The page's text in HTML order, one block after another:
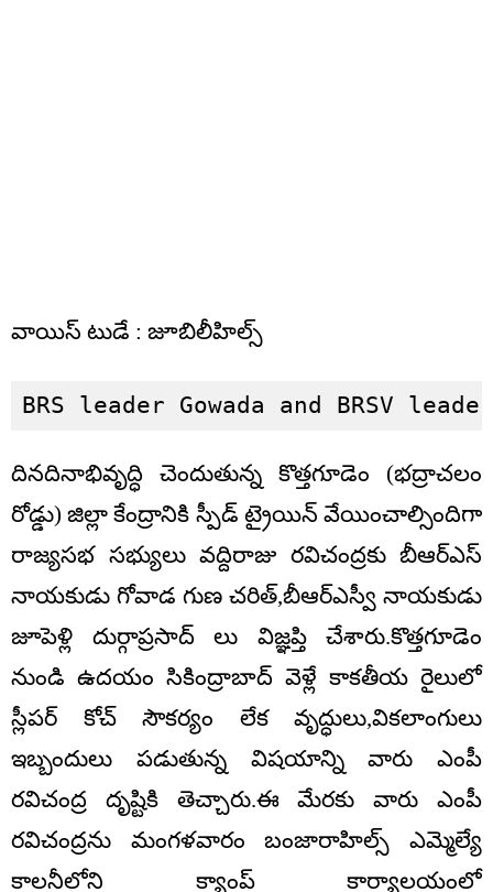
వాయిస్ టుడే : జూబిలీహిల్స్
BRS leader Gowada and BRSV
దినదినాభివృద్ధి చెందుతున్న కొత్తగూడెం (భద్రాచలం
రోడ్డు) జిల్లా కేంద్రానికి స్పీడ్ ట్రైయిన్ వేయించాల్సిందిగా
రాజ్యసభ సభ్యులు వద్దిరాజు రవిచంద్రకు బీఆర్ఎస్
నాయకుడు గోవాడ గుణ చరిత్,బీఆర్ఎస్వీ నాయకుడు
జూపెళ్లి దుర్గాప్రసాద్ లు విజ్ఞప్తి చేశారు.కొత్తగూడెం
నుండి ఉదయం సికింద్రాబాద్ వెళ్లే కాకతీయ రైలులో
స్లీపర్ కోచ్ సౌకర్యం లేక వృద్ధులు,వికలాంగులు
ఇబ్బందులు పడుతున్న విషయాన్ని వారు ఎంపీ
రవిచంద్ర దృష్టికి తెచ్చారు.ఈ మేరకు వారు ఎంపీ
రవిచంద్రను మంగళవారం బంజారాహిల్స్ ఎమ్మెల్యే
కాలనీలోని క్యాంప్ కార్యాలయంలో